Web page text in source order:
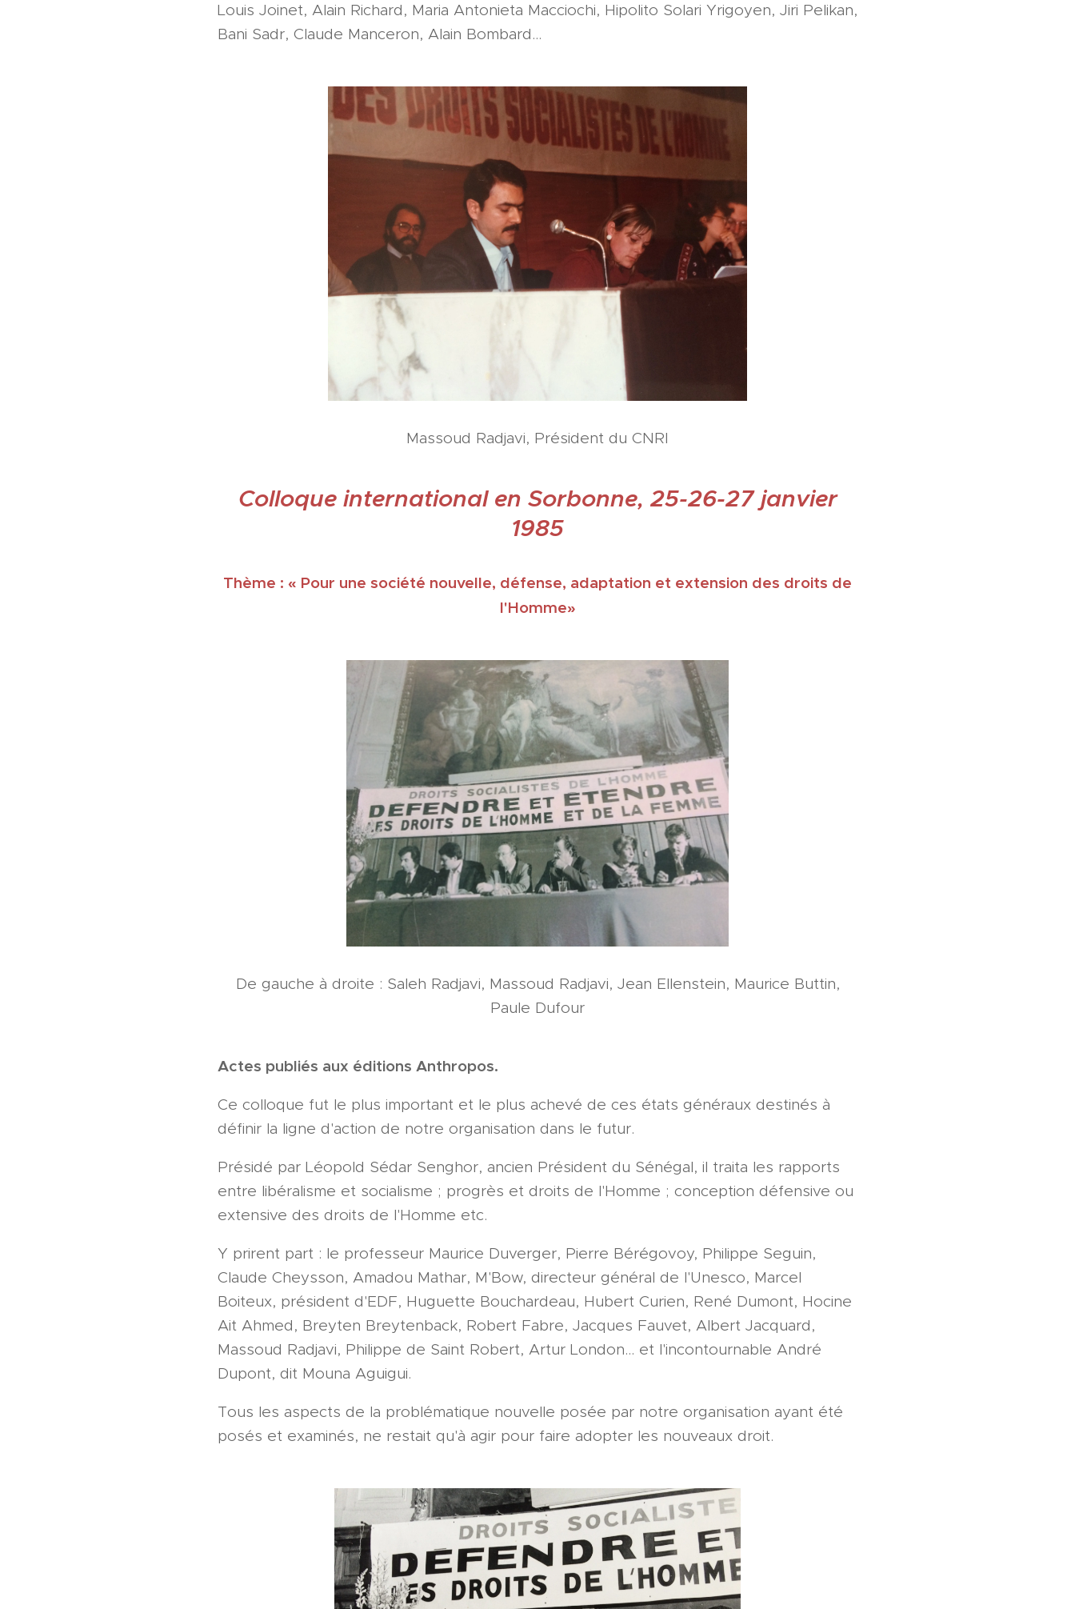
Louis Joinet, Alain Richard, Maria Antonieta Macciochi, Hipolito Solari Yrigoyen, Jiri Pelikan,
Bani Sadr, Claude Manceron, Alain Bombard...
Massoud Radjavi, Président du CNRI
Colloque international en Sorbonne, 25-26-27 janvier
1985
Thème : « Pour une société nouvelle, défense, adaptation et extension des droits de
l'Homme»
De gauche à droite : Saleh Radjavi, Massoud Radjavi, Jean Ellenstein, Maurice Buttin,
Paule Dufour
Actes publiés aux éditions Anthropos.
Ce colloque fut le plus important et le plus achevé de ces états généraux destinés à
définir la ligne d'action de notre organisation dans le futur.
Présidé par Léopold Sédar Senghor, ancien Président du Sénégal, il traita les rapports
entre libéralisme et socialisme ; progrès et droits de l'Homme ; conception défensive ou
extensive des droits de l'Homme etc.
Y prirent part : le professeur Maurice Duverger, Pierre Bérégovoy, Philippe Seguin,
Claude Cheysson, Amadou Mathar, M'Bow, directeur général de l'Unesco, Marcel
Boiteux, président d'EDF, Huguette Bouchardeau, Hubert Curien, René Dumont, Hocine
Ait Ahmed, Breyten Breytenback, Robert Fabre, Jacques Fauvet, Albert Jacquard,
Massoud Radjavi, Philippe de Saint Robert, Artur London... et l'incontournable André
Dupont, dit Mouna Aguigui.
Tous les aspects de la problématique nouvelle posée par notre organisation ayant été
posés et examinés, ne restait qu'à agir pour faire adopter les nouveaux droit.